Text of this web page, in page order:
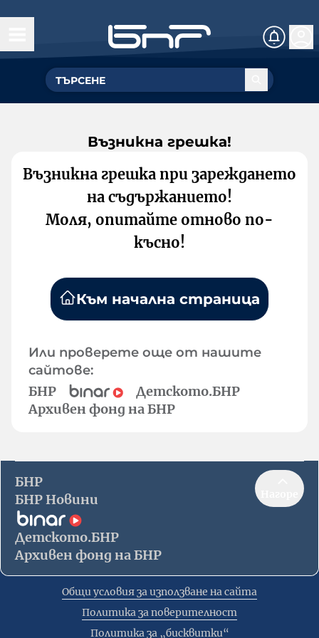
Възникна грешка!
Възникна грешка при зареждането
на съдържанието!
Моля, опитайте отново по-
късно!
Към начална страница
Или проверете още от нашите
сайтове:
БНР
Детското.БНР
Архивен фонд на БНР
БНР
БНР Новини
Детското.БНР
Архивен фонд на БНР
Общи условия за използване на сайта
Политика за поверителност
Политика за „бисквитки“